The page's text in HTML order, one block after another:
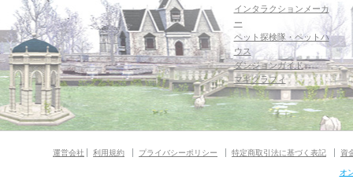
インタラクションメーカ
ー
ペット探検隊・ペットハ
ウス
ダンジョンガイド
マギグラフィ
運営会社 利用規約 プライバシーポリシー 特定商取引法に基づく表記 資
オ